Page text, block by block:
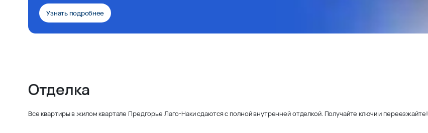
Узнать подробнее
Отделка
Все квартиры в жилом квартале Предгорье Лаго-Наки сдаются с полной внутренней отделкой. Получайте ключи и переезжайте!